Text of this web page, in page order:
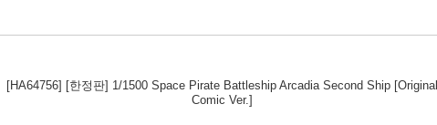
[HA64756] [한정판] 1/1500 Space Pirate Battleship Arcadia Second Ship [Original
Comic Ver.]